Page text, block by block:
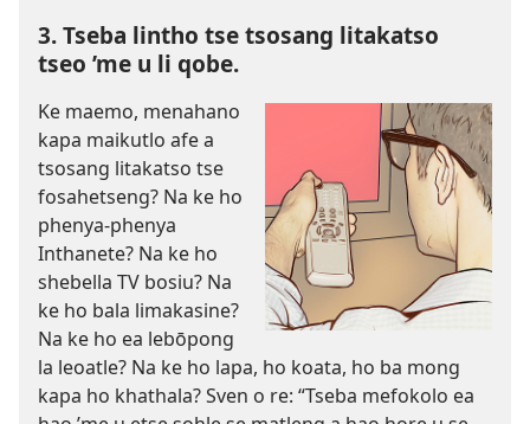
3. Tseba lintho tse tsosang litakatso
tseo ’me u li qobe.
Ke maemo, menahano
kapa maikutlo afe a
tsosang litakatso tse
fosahetseng? Na ke ho
phenya-phenya
Inthanete? Na ke ho
shebella TV bosiu? Na
ke ho bala limakasine?
Na ke ho ea lebōpong
la leoatle? Na ke ho lapa, ho koata, ho ba mong
kapa ho khathala? Sven o re: “Tseba mefokolo ea